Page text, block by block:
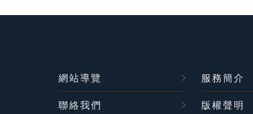
網站導覽 服務簡介
聯絡我們 版權聲明